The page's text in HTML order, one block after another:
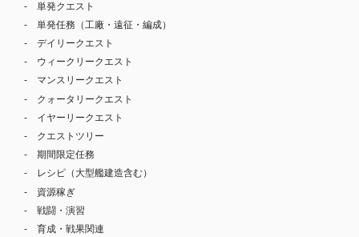
単発クエスト
単発任務（工廠・遠征・編成）
デイリークエスト
ウィークリークエスト
マンスリークエスト
クォータリークエスト
イヤーリークエスト
クエストツリー
期間限定任務
レシピ（大型艦建造含む）
資源稼ぎ
戦闘・演習
育成・戦果関連